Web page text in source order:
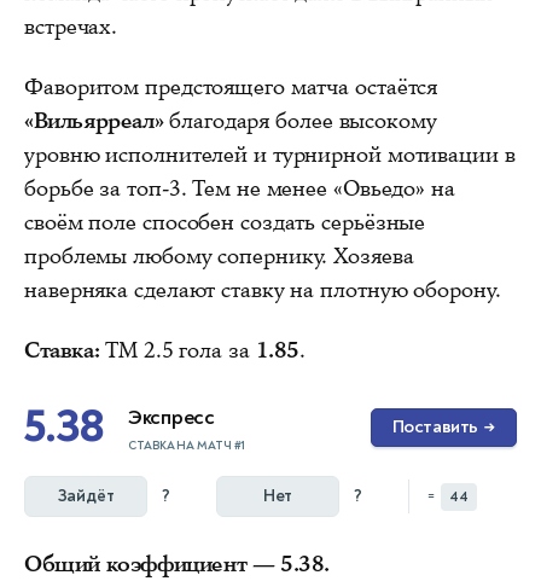
встречах.
Фаворитом предстоящего матча остаётся
«Вильярреал»благодаря более высокому
уровню исполнителей и турнирной мотивации в
борьбе за топ-3. Тем не менее «Овьедо» на
своём поле способен создать серьёзные
проблемы любому сопернику. Хозяева
наверняка сделают ставку на плотную оборону.
Ставка: ТМ 2.5 гола за 1.85.
5.38 Экспресс
СТАВКА НА МАТЧ #1
Поставить →
Зайдёт ? Нет ? = 44
Общий коэффициент — 5.38.